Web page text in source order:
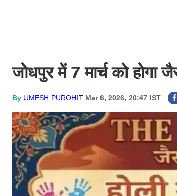
जोधपुर में 7 मार्च को होगा
By UMESH PUROHIT Mar 6, 2026, 20:47 IST